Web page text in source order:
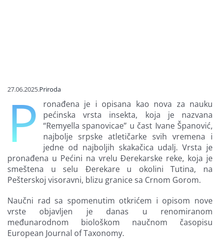
27.06.2025.Priroda
P
ronađena je i opisana kao nova za nauku
pećinska vrsta insekta, koja je nazvana
“Remyella spanovicae” u čast Ivane Španović,
najbolje srpske atletičarke svih vremena i
jedne od najboljih skakačica udalj. Vrsta je
pronađena u Pećini na vrelu Đerekarske reke, koja je
smeštena u selu Đerekare u okolini Tutina, na
Pešterskoj visoravni, blizu granice sa Crnom Gorom.
Naučni rad sa spomenutim otkrićem i opisom nove
vrste objavljen je danas u renomiranom
međunarodnom biološkom naučnom časopisu
European Journal of Taxonomy.